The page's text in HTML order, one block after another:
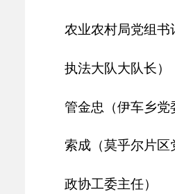
农业农村局党组书
执法大队大队长）
管金忠（伊车乡党
索成（莫乎尔片
政协工委主任）